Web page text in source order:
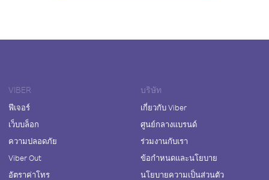
VIBER
ฟีเจอร์
เว็บบล็อก
ความปลอดภัย
Viber Out
อัตราค่าโทร
บริษัท
เกี่ยวกับ Viber
ศูนย์กลางแบรนด์
ร่วมงานกับเรา
ข้อกำหนดและนโยบาย
นโยบายความเป็นส่วนตัว